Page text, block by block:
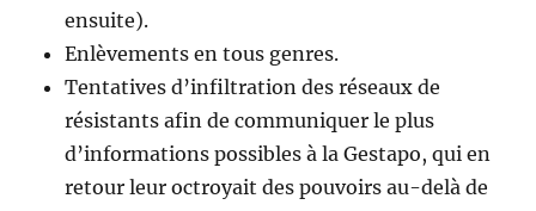
ensuite).
Enlèvements en tous genres.
Tentatives d’infiltration des réseaux de
résistants afin de communiquer le plus
d’informations possibles à la Gestapo, qui en
retour leur octroyait des pouvoirs au-delà de